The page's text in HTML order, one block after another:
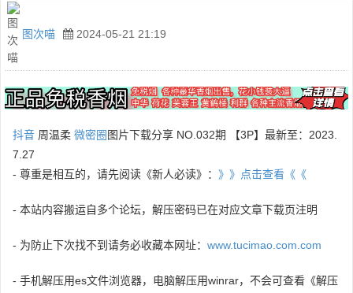
图次喵 2024-05-21 21:19
抖音 周温柔 微密圈 图片下载分享 NO.032期 【3P】最新至：2023.
7.27
- 尊重是相互的，请先阅读《新人必读》： 》》点击查看《《
- 本站内容搬运自多个论坛，解压密码已在对应文章下载页注明
- 为防止下次找不到请务必收藏本网址： www.tucimao.com.com
- 手机解压用es文件浏览器，电脑解压用winrar，不会可查看《解压